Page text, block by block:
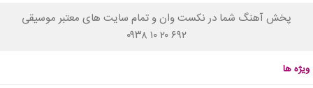
پخش آهنگ شما در نکست وان و تمام سایت های معتبر موسیقی
۰۹۳۸ ۱۰ ۲۰ ۶۹۲
ویژه ها